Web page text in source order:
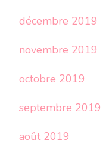
décembre 2019
novembre 2019
octobre 2019
septembre 2019
août 2019